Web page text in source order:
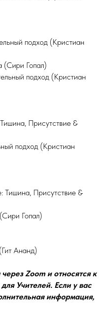
подход (Кристиан
(Сири Гопал)
подход (Кристиан
Присутствие &
подход (Кристиан
Тишина, Присутствие &
Гопал)
Ананд)
Zoom и относятся к
Учителей. Если у вас
информация,